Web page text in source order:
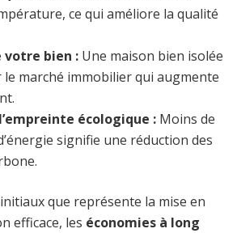
ce qui améliore la qualité
votre bien : Une maison bien isolée
marché immobilier qui augmente
écologique : Moins de
signifie une réduction des
que représente la mise en
efficace, les économies à long